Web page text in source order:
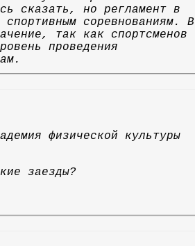
сказать, но регламент в
соревнованиям. В
так как спортсменов
проведения
физической культуры
заезды?